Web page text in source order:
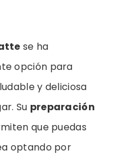
se ha
opción para
y deliciosa
Su preparación
que puedas
optando por